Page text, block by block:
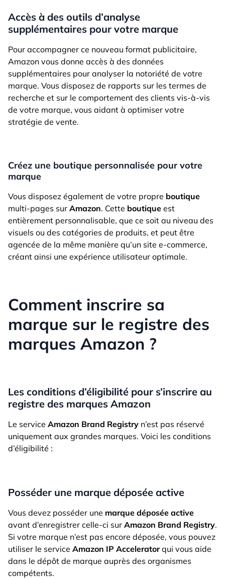
Accès à des outils d’analyse
supplémentaires pour votre marque
Pour accompagner ce nouveau format publicitaire,
Amazon vous donne accès à des données
supplémentaires pour analyser la notoriété de votre
marque. Vous disposez de rapports sur les termes de
recherche et sur le comportement des clients vis-à-vis
de votre marque, vous aidant à optimiser votre
stratégie de vente.
Créez une boutique personnalisée pour votre
marque
Vous disposez également de votre propre boutique
multi-pages sur Amazon. Cette boutique est
entièrement personnalisable, que ce soit au niveau des
visuels ou des catégories de produits, et peut être
agencée de la même manière qu’un site e-commerce,
créant ainsi une expérience utilisateur optimale.
Comment inscrire sa
marque sur le registre des
marques Amazon ?
Les conditions d’éligibilité pour s’inscrire au
registre des marques Amazon
Le service Amazon Brand Registry n’est pas réservé
uniquement aux grandes marques. Voici les conditions
d’éligibilité :
Posséder une marque déposée active
Vous devez posséder une marque déposée active
avant d’enregistrer celle-ci sur Amazon Brand Registry.
Si votre marque n’est pas encore déposée, vous pouvez
utiliser le service Amazon IP Acceleratorqui vous aide
dans le dépôt de marque auprès des organismes
compétents.